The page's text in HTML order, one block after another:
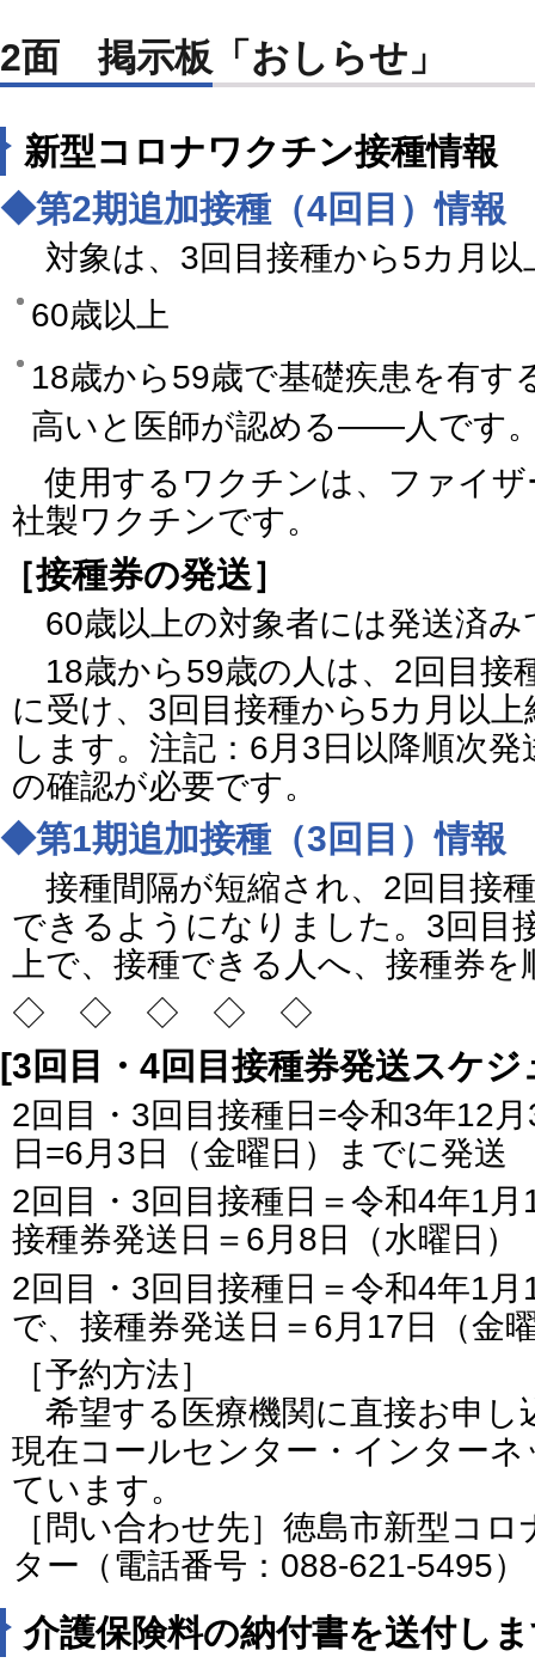
2面 掲示板「おしらせ」
新型コロナワクチン接種情報
◆第2期追加接種（4回目）情報
対象は、3回目接種から5カ月以
60歳以上
18歳から59歳で基礎疾患を有す
高いと医師が認める――人です
使用するワクチンは、ファイザ
社製ワクチンです。
［接種券の発送］
60歳以上の対象者には発送済み
18歳から59歳の人は、2回目接
に受け、3回目接種から5カ月以
します。注記：6月3日以降順次
の確認が必要です。
◆第1期追加接種（3回目）情報
接種間隔が短縮され、2回目接
できるようになりました。3回目
上で、接種できる人へ、接種券
◇ ◇ ◇ ◇ ◇
[3回目・4回目接種券発送スケジ
2回目・3回目接種日=令和3年12
日=6月3日（金曜日）までに発送
2回目・3回目接種日＝令和4年1
接種券発送日＝6月8日（水曜日）
2回目・3回目接種日＝令和4年1
で、接種券発送日＝6月17日（金
［予約方法］
希望する医療機関に直接お申し
現在コールセンター・インター
ています。
［問い合わせ先］徳島市新型コ
ター（電話番号：088-621-5495）
介護保険料の納付書を送付し